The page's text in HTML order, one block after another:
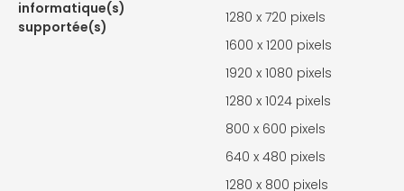
informatique(s)
supportée(s)
1280 x 720 pixels
1600 x 1200 pixels
1920 x 1080 pixels
1280 x 1024 pixels
800 x 600 pixels
640 x 480 pixels
1280 x 800 pixels